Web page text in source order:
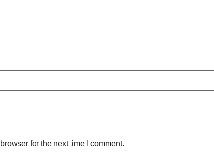
for the next time I comment.